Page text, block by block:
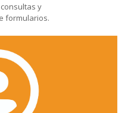
y
formularios.